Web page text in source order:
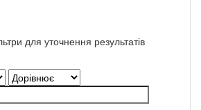
для уточнення результатів